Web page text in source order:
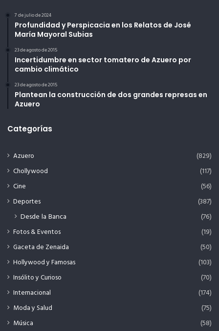
7 de julio de 2024
Profundidad y Perspicacia en los Relatos de José
María Mayoral Subias
23 de agosto de 2015
Incertidumbre en sector tomatero de Azuero por
cambio climático
23 de agosto de 2015
Plantean la construcción de dos grandes represas en
Azuero
Categorías
Azuero
(829)
Chollywood
(117)
Cine
(56)
Deportes
(387)
Desde la Banca (76)
Fotos & Eventos
(19)
Gaceta de Zenaida
(50)
Hollywood y Famosas
(103)
Insólito y Curioso
(70)
Internacional
(174)
Moda y Salud
(75)
Música
(58)